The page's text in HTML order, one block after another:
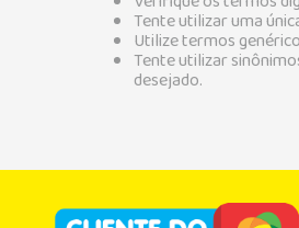
Tente utilizar uma
Utilize termos
Tente utilizar
desejado.